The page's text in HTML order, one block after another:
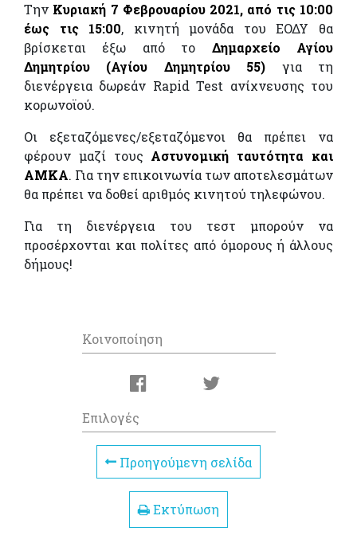
Την Κυριακή 7 Φεβρουαρίου 2021, από τις 10:00
έως τις 15:00, κινητή μονάδα του ΕΟΔΥ θα
βρίσκεται έξω από το Δημαρχείο Αγίου
Δημητρίου (Αγίου Δημητρίου 55) για τη
διενέργεια δωρεάν Rapid Test ανίχνευσης του
κορωνοϊού.
Οι εξεταζόμενες/εξεταζόμενοι θα πρέπει να
φέρουν μαζί τους Αστυνομική ταυτότητα και
ΑΜΚΑ. Για την επικοινωνία των αποτελεσμάτων
θα πρέπει να δοθεί αριθμός κινητού τηλεφώνου.
Για τη διενέργεια του τεστ μπορούν να
προσέρχονται και πολίτες από όμορους ή άλλους
δήμους!
Κοινοποίηση
Επιλογές
Προηγούμενη σελίδα
Εκτύπωση